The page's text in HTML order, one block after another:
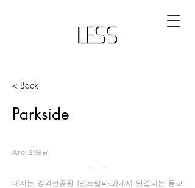
< Back
Parkside
Are: 398㎡
대지는 경의선공원 {연트럴파크}에서 연결되는 동교